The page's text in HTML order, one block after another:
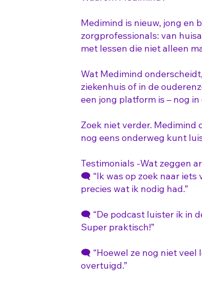
Medimind is nieuw, jong en
zorgprofessionals: van
met lessen die niet alleen
Wat Medimind
ziekenhuis of in de
een jong platform is – nog
Zoek niet verder. Medimind
nog eens onderweg kunt
Testimonials -Wat zeggen
🗨️ “Ik was op zoek naar iets
precies wat ik nodig had.”
🗨️ “De podcast luister ik in
Super praktisch!”
🗨️ “Hoewel ze nog niet veel
overtuigd.”